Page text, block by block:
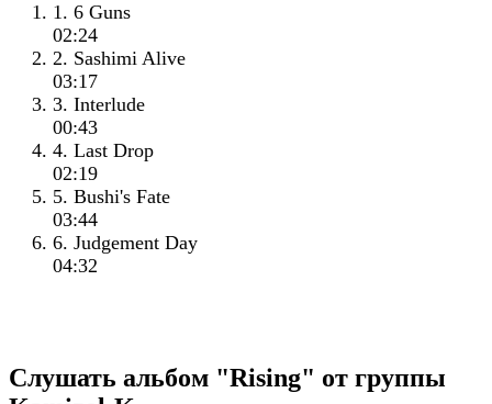
1. 6 Guns
02:24
2. Sashimi Alive
03:17
3. Interlude
00:43
4. Last Drop
02:19
5. Bushi's Fate
03:44
6. Judgement Day
04:32
Слушать альбом "Rising" от группы